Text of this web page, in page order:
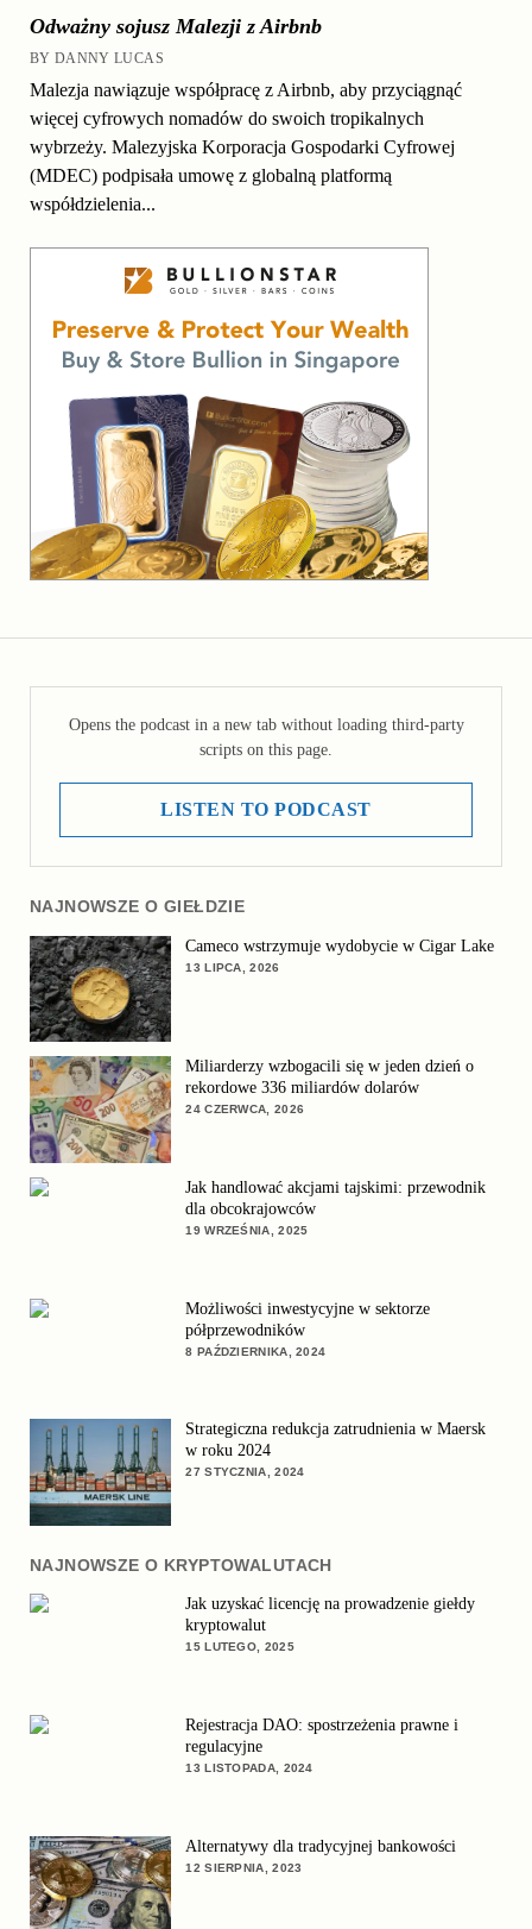
Odważny sojusz Malezji z Airbnb
BY DANNY LUCAS
Malezja nawiązuje współpracę z Airbnb, aby przyciągnąć
więcej cyfrowych nomadów do swoich tropikalnych
wybrzeży. Malezyjska Korporacja Gospodarki Cyfrowej
(MDEC) podpisała umowę z globalną platformą
współdzielenia...
Opens the podcast in a new tab without loading third-party
scripts on this page.
LISTEN TO PODCAST
NAJNOWSZE O GIEŁDZIE
Cameco wstrzymuje wydobycie w Cigar Lake
13 LIPCA, 2026
Miliarderzy wzbogacili się w jeden dzień o
rekordowe 336 miliardów dolarów
24 CZERWCA, 2026
Jak handlować akcjami tajskimi: przewodnik
dla obcokrajowców
19 WRZEŚNIA, 2025
Możliwości inwestycyjne w sektorze
półprzewodników
8 PAŹDZIERNIKA, 2024
Strategiczna redukcja zatrudnienia w Maersk
w roku 2024
27 STYCZNIA, 2024
NAJNOWSZE O KRYPTOWALUTACH
Jak uzyskać licencję na prowadzenie giełdy
kryptowalut
15 LUTEGO, 2025
Rejestracja DAO: spostrzeżenia prawne i
regulacyjne
13 LISTOPADA, 2024
Alternatywy dla tradycyjnej bankowości
12 SIERPNIA, 2023